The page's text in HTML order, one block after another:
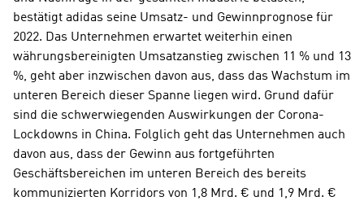
bestätigt adidas seine Umsatz- und Gewinnprognose für
2022. Das Unternehmen erwartet weiterhin einen
währungsbereinigten Umsatzanstieg zwischen 11 % und 13
%, geht aber inzwischen davon aus, dass das Wachstum im
unteren Bereich dieser Spanne liegen wird. Grund dafür
sind die schwerwiegenden Auswirkungen der Corona-
Lockdowns in China. Folglich geht das Unternehmen auch
davon aus, dass der Gewinn aus fortgeführten
Geschäftsbereichen im unteren Bereich des bereits
kommunizierten Korridors von 1,8 Mrd. € und 1,9 Mrd. €